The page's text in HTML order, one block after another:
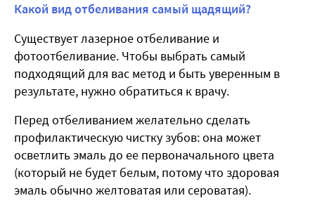
Какой вид отбеливания самый щадящий?
Существует лазерное отбеливание и
фотоотбеливание. Чтобы выбрать самый
подходящий для вас метод и быть уверенным в
результате, нужно обратиться к врачу.
Перед отбеливанием желательно сделать
профилактическую чистку зубов: она может
осветлить эмаль до ее первоначального цвета
(который не будет белым, потому что здоровая
эмаль обычно желтоватая или сероватая).